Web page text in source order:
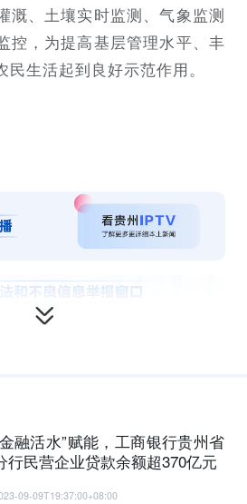
溉、土壤实时监测、气象监测
控，为提高基层管理水平、丰
生活起到良好示范作用。
融活水”赋能，工商银行贵州省
行民营企业贷款余额超370亿元
09-09T19:37:00+08:00